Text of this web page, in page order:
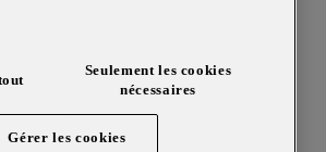
Seulement les cookies
nécessaires
Gérer les cookies